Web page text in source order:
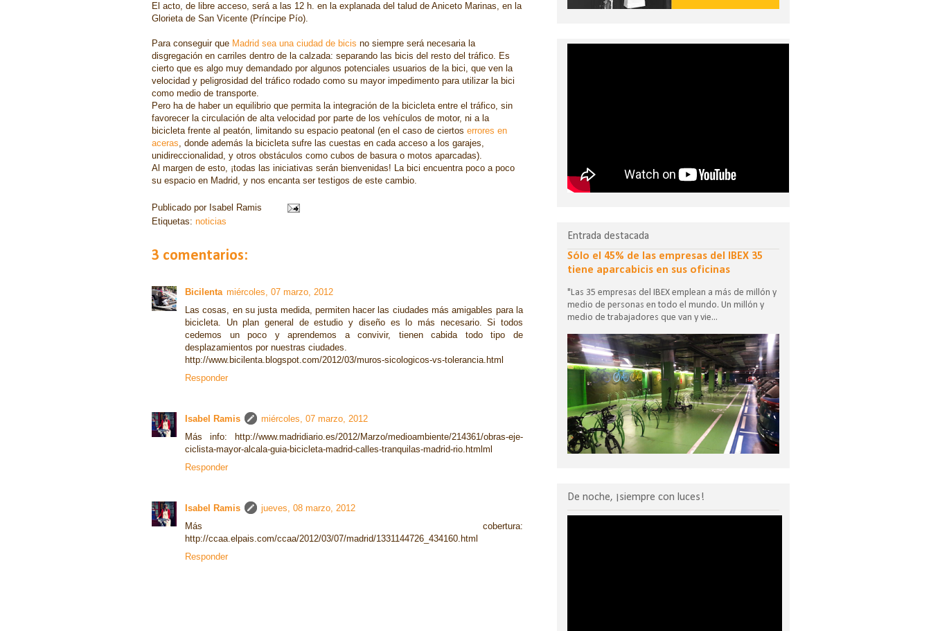
El acto, de libre acceso, será a las 12 h. en la explanada del talud de Aniceto Marinas, en la
Glorieta de San Vicente (Príncipe Pío).
Para conseguir que Madrid sea una ciudad de bicis no siempre será necesaria la
disgregación en carriles dentro de la calzada: separando las bicis del resto del tráfico. Es
cierto que es algo muy demandado por algunos potenciales usuarios de la bici, que ven la
velocidad y peligrosidad del tráfico rodado como su mayor impedimento para utilizar la bici
como medio de transporte.
Pero ha de haber un equilibrio que permita la integración de la bicicleta entre el tráfico, sin
favorecer la circulación de alta velocidad por parte de los vehículos de motor, ni a la
bicicleta frente al peatón, limitando su espacio peatonal (en el caso de ciertos errores en
aceras, donde además la bicicleta sufre las cuestas en cada acceso a los garajes,
unidireccionalidad, y otros obstáculos como cubos de basura o motos aparcadas).
Al margen de esto, ¡todas las iniciativas serán bienvenidas! La bici encuentra poco a poco
su espacio en Madrid, y nos encanta ser testigos de este cambio.
Publicado por Isabel Ramis
Etiquetas: noticias
3 comentarios:
Bicilenta miércoles, 07 marzo, 2012
Las cosas, en su justa medida, permiten hacer las ciudades más amigables para la
bicicleta. Un plan general de estudio y diseño es lo más necesario. Si todos
cedemos un poco y aprendemos a convivir, tienen cabida todo tipo de
desplazamientos por nuestras ciudades.
http://www.bicilenta.blogspot.com/2012/03/muros-sicologicos-vs-tolerancia.html
Responder
Isabel Ramis
miércoles, 07 marzo, 2012
Más info: http://www.madridiario.es/2012/Marzo/medioambiente/214361/obras-eje-
ciclista-mayor-alcala-guia-bicicleta-madrid-calles-tranquilas-madrid-rio.htmlml
Responder
Isabel Ramis
jueves, 08 marzo, 2012
Más cobertura:
http://ccaa.elpais.com/ccaa/2012/03/07/madrid/1331144726_434160.html
Responder
Entrada destacada
Sólo el 45% de las empresas del IBEX 35
tiene aparcabicis en sus oficinas
"Las 35 empresas del IBEX emplean a más de millón y
medio de personas en todo el mundo. Un millón y
medio de trabajadores que van y vie...
De noche, ¡siempre con luces!